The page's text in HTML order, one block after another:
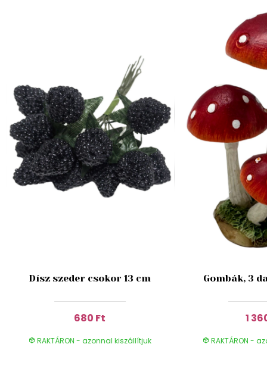
Dísz szeder csokor 13 cm
680 Ft
RAKTÁRON - azonnal kiszállítjuk
Gombák, 3
1
RAKTÁRON -